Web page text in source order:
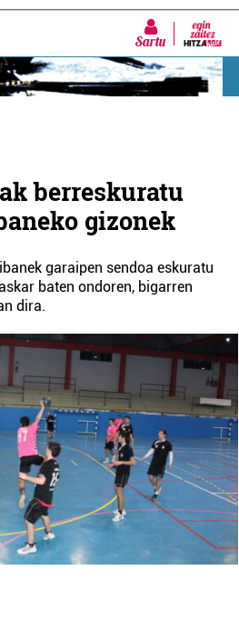
Sartu
berreskuratu
gizonek
garaipen sendoa eskuratu
baten ondoren, bigarren
dira.